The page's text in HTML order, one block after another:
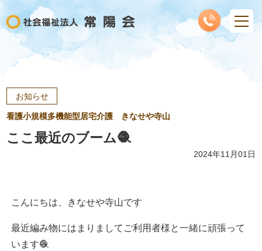
お知らせ
看護小規模多機能型居宅介護 きなせや寺山
ここ最近のブーム🧶
2024年11月01日
こんにちは、きなせや寺山です
最近編み物にはまりましてご利用者様と一緒に頑張って
います🧶